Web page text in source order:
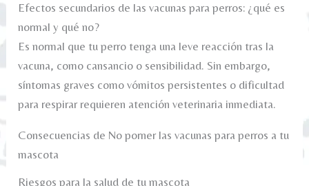
Efectos secundarios de las vacunas para perros: ¿qué es
normal y qué no?
Es normal que tu perro tenga una leve reacción tras la
vacuna, como cansancio o sensibilidad. Sin embargo,
síntomas graves como vómitos persistentes o dificultad
para respirar requieren atención veterinaria inmediata.
Consecuencias de No porner las vacunas para perros a tu
mascota
Riesgos para la salud de tu mascota